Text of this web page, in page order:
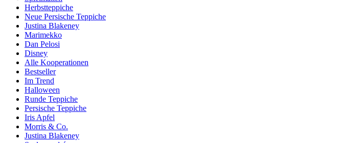
Herbstteppiche
Neue Persische Teppiche
Justina Blakeney
Marimekko
Dan Pelosi
Disney
Alle Kooperationen
Bestseller
Im Trend
Halloween
Runde Teppiche
Persische Teppiche
Iris Apfel
Morris & Co.
Justina Blakeney